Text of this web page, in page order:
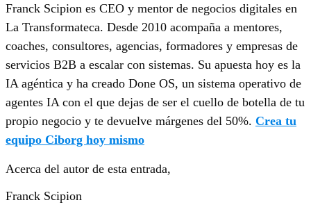
Franck Scipion es CEO y mentor de negocios digitales en
La Transformateca. Desde 2010 acompaña a mentores,
coaches, consultores, agencias, formadores y empresas de
servicios B2B a escalar con sistemas. Su apuesta hoy es la
IA agéntica y ha creado Done OS, un sistema operativo de
agentes IA con el que dejas de ser el cuello de botella de tu
propio negocio y te devuelve márgenes del 50%. Crea tu
equipo Ciborg hoy mismo
Acerca del autor de esta entrada,
Franck Scipion